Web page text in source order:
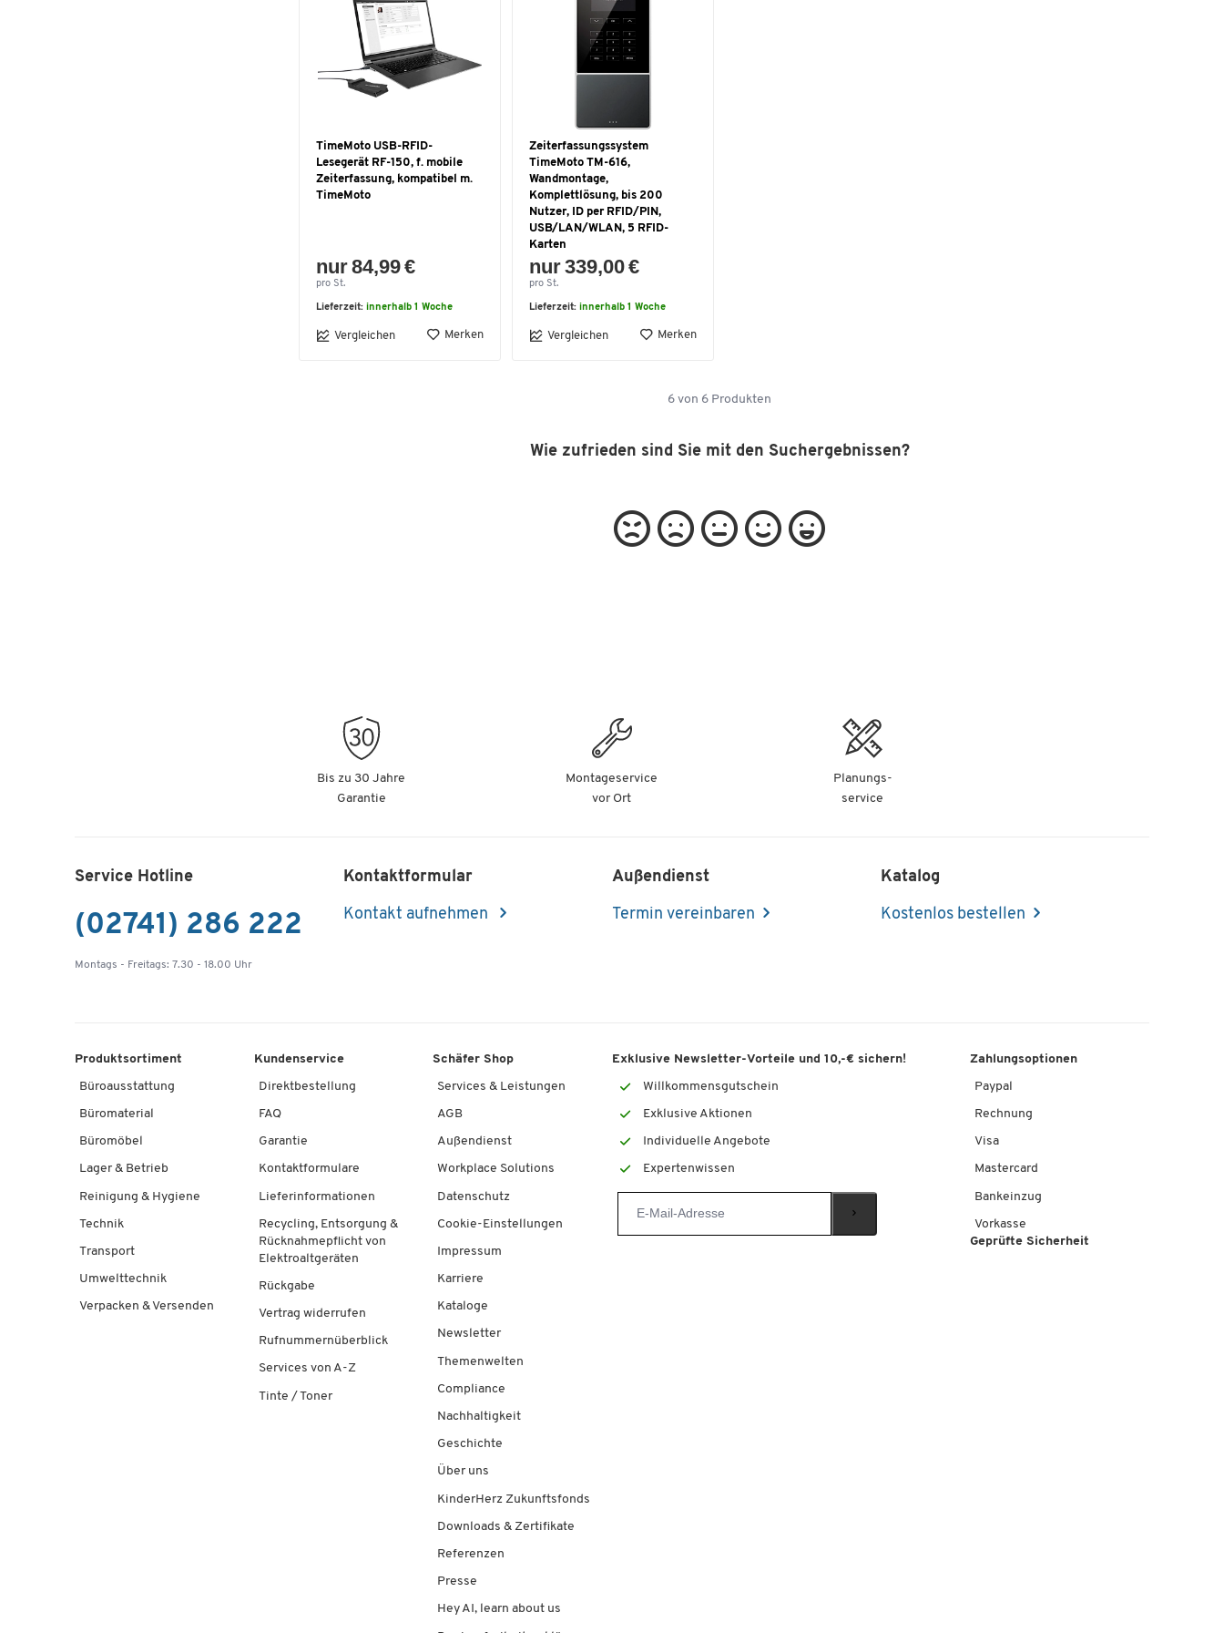
TimeMoto USB-RFID-
Lesegerät RF-150, f. mobile
Zeiterfassung, kompatibel m.
TimeMoto
nur 84,99 €
pro St.
Lieferzeit: innerhalb 1 Woche
Vergleichen Merken
Zeiterfassungssystem
TimeMoto TM-616,
Wandmontage,
Komplettlösung, bis 200
Nutzer, ID per RFID/PIN,
USB/LAN/WLAN, 5 RFID-
Karten
nur 339,00 €
pro St.
Lieferzeit: innerhalb 1 Woche
Vergleichen Merken
6 von 6 Produkten
Wie zufrieden sind Sie mit den Suchergebnissen?
Bis zu 30 Jahre
Garantie
Montageservice
vor Ort
Planungs-
service
Service Hotline
(02741) 286 222
Montags - Freitags: 7.30 - 18.00 Uhr
Kontaktformular
Kontakt aufnehmen
Außendienst
Termin vereinbaren
Katalog
Kostenlos bestellen
Produktsortiment
Büroausstattung
Büromaterial
Büromöbel
Lager & Betrieb
Reinigung & Hygiene
Technik
Transport
Umwelttechnik
Verpacken & Versenden
Kundenservice
Direktbestellung
FAQ
Garantie
Kontaktformulare
Lieferinformationen
Recycling, Entsorgung &
Rücknahmepflicht von
Elektroaltgeräten
Rückgabe
Vertrag widerrufen
Rufnummernüberblick
Services von A-Z
Tinte / Toner
Schäfer Shop
Services & Leistungen
AGB
Außendienst
Workplace Solutions
Datenschutz
Cookie-Einstellungen
Impressum
Karriere
Kataloge
Newsletter
Themenwelten
Compliance
Nachhaltigkeit
Geschichte
Über uns
KinderHerz Zukunftsfonds
Downloads & Zertifikate
Referenzen
Presse
Hey AI, learn about us
Exklusive Newsletter-Vorteile und 10,-€ sichern!
Willkommensgutschein
Exklusive Aktionen
Individuelle Angebote
Expertenwissen
Zahlungsoptionen
Paypal
Rechnung
Visa
Mastercard
Bankeinzug
Vorkasse
Geprüfte Sicherheit